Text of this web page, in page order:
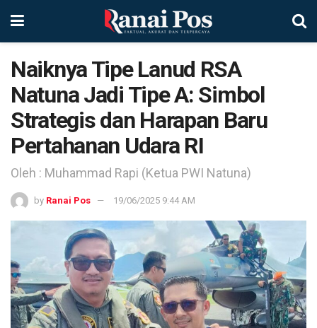
Naiknya Tipe Lanud RSA
Natuna Jadi Tipe A: Simbol
Strategis dan Harapan Baru
Pertahanan Udara RI
Oleh : Muhammad Rapi (Ketua PWI Natuna)
by Ranai Pos 19/06/2025 9:44 AM